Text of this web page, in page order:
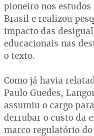
pioneiro nos
Brasil e realizou
impacto das
educacionais nas
o texto.
Como já havia
Paulo Guedes,
assumiu o cargo
derrubar o custo da
marco regulatório